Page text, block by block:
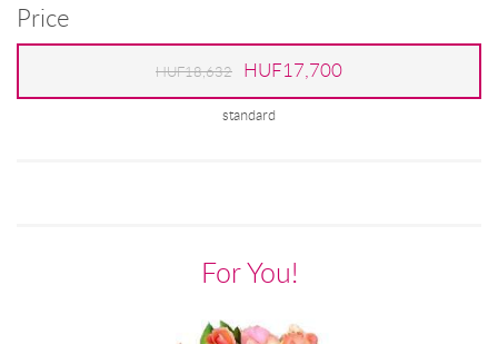
Price
HUF18,632 HUF17,700
standard
For You!